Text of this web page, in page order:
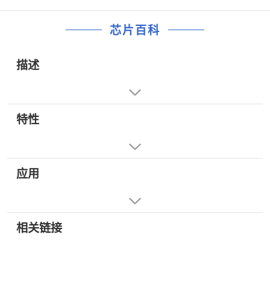
芯片百科
描述
特性
应用
相关链接